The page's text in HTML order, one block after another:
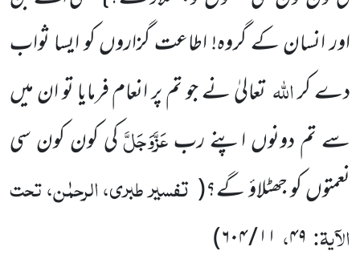
اور انسان کے گروہ! اطاعت گزاروں کو ایسا ثواب
دے کراللہتعالیٰ نے جو تم پر انعام فرمایا تو ان میں
سے تم دونوں اپنے ربعَزَّوَجَلَّکی کون کون سی
نعمتوں کو جھٹلاؤ گے؟( تفسیر طبری، الرحمٰن، تحت
الآیۃ: ۴۹، ۱۱ / ۶۰۴ )